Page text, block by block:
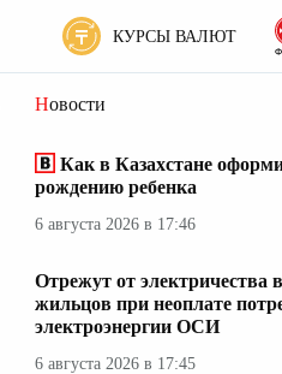
КУРСЫ ВАЛЮТ
Новости
Как в Казахстане
рождению ребенка
6 августа 2026 в 17:46
Отрежут от электричества
жильцов при неоплате
электроэнергии ОСИ
6 августа 2026 в 17:45